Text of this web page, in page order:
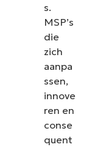
s.
MSP’s
die
zich
aanpa
ssen,
innove
ren en
conse
quent